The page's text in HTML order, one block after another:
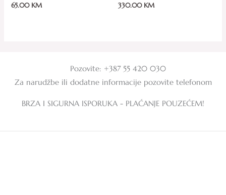
Ocjenjeno
0
65.00 KM
Ocjenjeno
0
330.00 KM
Pozovite: +387 55 420 030
Za narudžbe ili dodatne informacije pozovite telefonom
BRZA I SIGURNA ISPORUKA - PLAĆANJE POUZEĆEM!